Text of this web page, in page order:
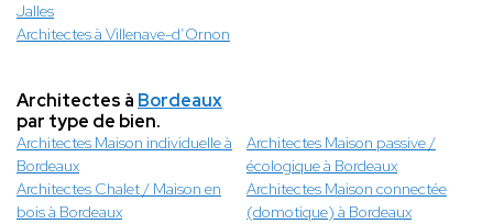
Jalles
Architectes à Villenave-d’Ornon
Architectes à Bordeaux
par type de bien.
Architectes Maison individuelle à
Bordeaux
Architectes Maison passive /
écologique à Bordeaux
Architectes Chalet / Maison en
bois à Bordeaux
Architectes Maison connectée
(domotique) à Bordeaux